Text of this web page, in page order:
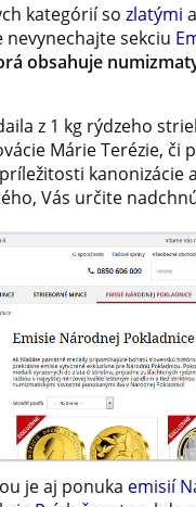
kategórií so zlatými a
sekciu
obsahuje
z 1 kg rýdzeho
Márie Terézie, či
kanonizácie
Vás určite
je aj ponuka emisií